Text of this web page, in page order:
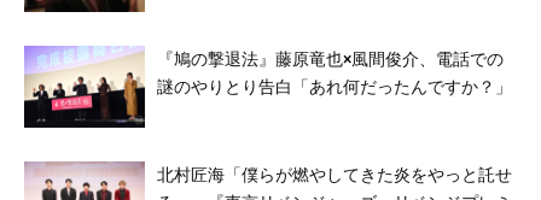
『鳩の撃退法』藤原竜也×風間俊介、電話での
謎のやりとり告白「あれ何だったんですか？」
北村匠海「僕らが燃やしてきた炎をやっと託せ